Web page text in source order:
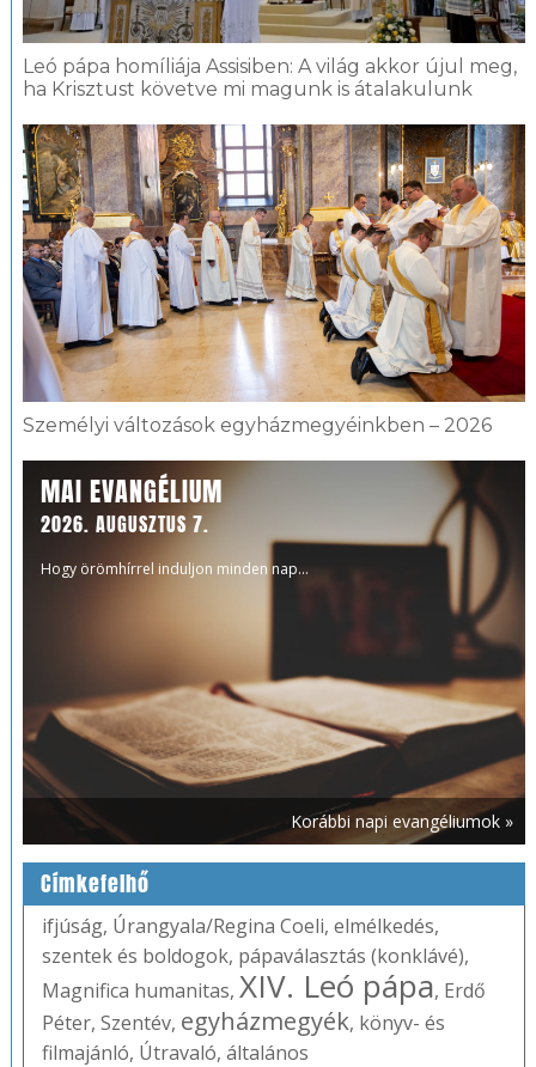
Leó pápa homíliája Assisiben: A világ akkor újul meg,
ha Krisztust követve mi magunk is átalakulunk
Személyi változások egyházmegyéinkben – 2026
MAI EVANGÉLIUM
2026. AUGUSZTUS 7.
Hogy örömhírrel induljon minden nap...
Korábbi napi evangéliumok »
Címkefelhő
ifjúság, Úrangyala/Regina Coeli, elmélkedés,
szentek és boldogok, pápaválasztás (konklávé),
Magnifica humanitas, XIV. Leó pápa, Erdő
Péter, Szentév, egyházmegyék, könyv- és
filmajánló, Útravaló, általános